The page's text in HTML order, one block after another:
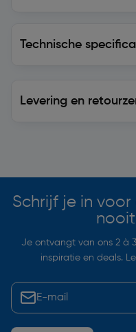
Technische
Levering en
Schrijf je in
Je ontvangt van ons 2 à
inspiratie en deals.